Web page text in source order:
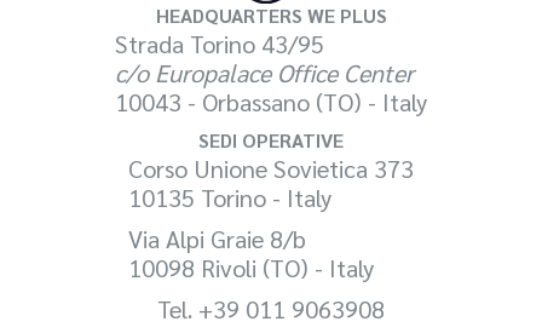
HEADQUARTERS WE PLUS
Strada Torino 43/95
c/o Europalace Office Center
10043 - Orbassano (TO) - Italy
SEDI OPERATIVE
Corso Unione Sovietica 373
10135 Torino - Italy
Via Alpi Graie 8/b
10098 Rivoli (TO) - Italy
Tel. +39 011 9063908